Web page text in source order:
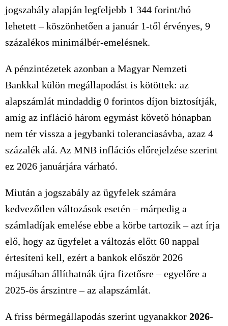
jogszabály alapján legfeljebb 1 344 forint/hó
lehetett – köszönhetően a január 1-től érvényes, 9
százalékos minimálbér-emelésnek.
A pénzintézetek azonban a Magyar Nemzeti
Bankkal külön megállapodást is kötöttek: az
alapszámlát mindaddig 0 forintos díjon biztosítják,
amíg az infláció három egymást követő hónapban
nem tér vissza a jegybanki toleranciasávba, azaz 4
százalék alá. Az MNB inflációs előrejelzése szerint
ez 2026 januárjára várható.
Miután a jogszabály az ügyfelek számára
kedvezőtlen változások esetén – márpedig a
számladíjak emelése ebbe a körbe tartozik – azt írja
elő, hogy az ügyfelet a változás előtt 60 nappal
értesíteni kell, ezért a bankok először 2026
májusában állíthatnák újra fizetősre – egyelőre a
2025-ös árszintre – az alapszámlát.
A friss bérmegállapodás szerint ugyanakkor 2026-